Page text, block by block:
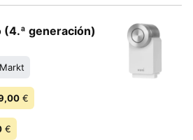
(4.ª generación)
€
€